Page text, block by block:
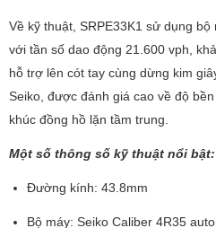
Về kỹ thuật, SRPE33K1 sử dụng
với tần số dao động 21.600 vph,
hỗ trợ lên cót tay cùng dừng kim
Seiko, được đánh giá cao về độ
khúc đồng hồ lặn tầm trung.
Một số thông số kỹ thuật nổi bật:
Đường kính: 43.8mm
Bộ máy: Seiko Caliber 4R35